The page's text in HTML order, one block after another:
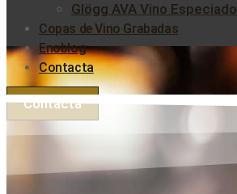
Glögg AVA Vino Especiado
Copas de Vino Grabadas
Enoblog
Contacta
Contacta